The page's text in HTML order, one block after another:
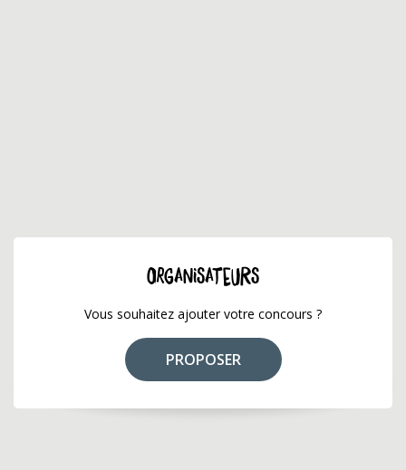
ORGANISATEURS
Vous souhaitez ajouter votre concours ?
PROPOSER